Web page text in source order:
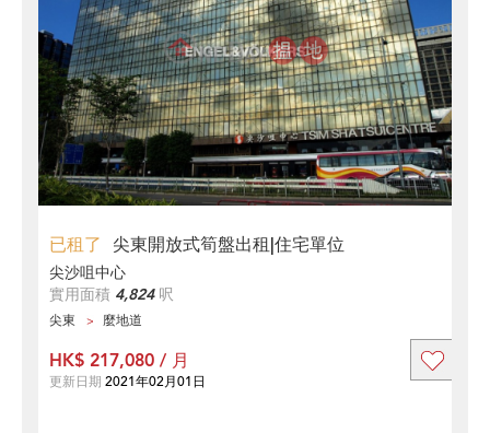
已租了 尖東開放式筍盤出租|住宅單位
尖沙咀中心
實用面積 4,824呎
尖東 麼地道
HK$ 217,080 / 月
更新日期 2021年02月01日